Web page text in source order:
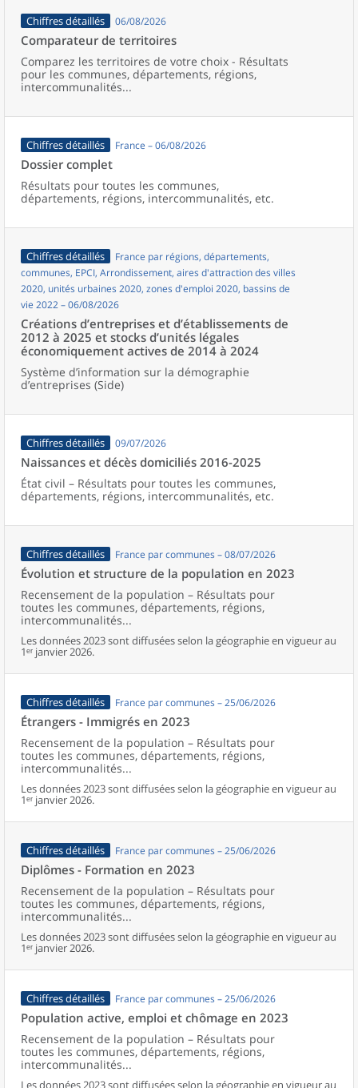
Chiffres détaillés 06/08/2026
Comparateur de territoires
Comparez les territoires de votre choix - Résultats
pour les communes, départements, régions,
intercommunalités...
Chiffres détaillés France – 06/08/2026
Dossier complet
Résultats pour toutes les communes,
départements, régions, intercommunalités, etc.
Chiffres détaillés
France par régions, départements,
communes, EPCI, Arrondissement, aires d'attraction des villes
2020, unités urbaines 2020, zones d'emploi 2020, bassins de
vie 2022 – 06/08/2026
Créations d’entreprises et d’établissements de
2012 à 2025 et stocks d’unités légales
économiquement actives de 2014 à 2024
Système d’information sur la démographie
d’entreprises (Side)
Chiffres détaillés 09/07/2026
Naissances et décès domiciliés 2016-2025
État civil – Résultats pour toutes les communes,
départements, régions, intercommunalités, etc.
Chiffres détaillés France par communes – 08/07/2026
Évolution et structure de la population en 2023
Recensement de la population – Résultats pour
toutes les communes, départements, régions,
intercommunalités...
Les données 2023 sont diffusées selon la géographie en vigueur au
1ᵉʳ janvier 2026.
Chiffres détaillés France par communes – 25/06/2026
Étrangers - Immigrés en 2023
Recensement de la population – Résultats pour
toutes les communes, départements, régions,
intercommunalités...
Les données 2023 sont diffusées selon la géographie en vigueur au
1ᵉʳ janvier 2026.
Chiffres détaillés France par communes – 25/06/2026
Diplômes - Formation en 2023
Recensement de la population – Résultats pour
toutes les communes, départements, régions,
intercommunalités...
Les données 2023 sont diffusées selon la géographie en vigueur au
1ᵉʳ janvier 2026.
Chiffres détaillés France par communes – 25/06/2026
Population active, emploi et chômage en 2023
Recensement de la population – Résultats pour
toutes les communes, départements, régions,
intercommunalités...
Les données 2023 sont diffusées selon la géographie en vigueur au